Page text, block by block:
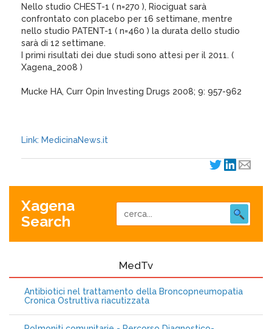
Nello studio CHEST-1 ( n=270 ), Riociguat sarà
confrontato con placebo per 16 settimane, mentre
nello studio PATENT-1 ( n=460 ) la durata dello studio
sarà di 12 settimane.
I primi risultati dei due studi sono attesi per il 2011. (
Xagena_2008 )
Mucke HA, Curr Opin Investing Drugs 2008; 9: 957-962
Link: MedicinaNews.it
Xagena
Search
MedTv
Antibiotici nel trattamento della Broncopneumopatia
Cronica Ostruttiva riacutizzata